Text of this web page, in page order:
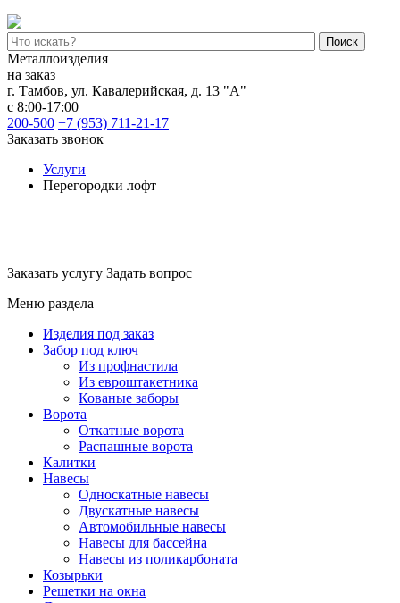
Поиск
Металлоизделия
на заказ
г. Тамбов, ул. Кавалерийская, д. 13 "А"
с 8:00-17:00
200-500 +7 (953) 711-21-17
Заказать звонок
Услуги
Перегородки лофт
Заказать услугу Задать вопрос
Меню раздела
Изделия под заказ
Забор под ключ
Из профнастила
Из евроштакетника
Кованые заборы
Ворота
Откатные ворота
Распашные ворота
Калитки
Навесы
Односкатные навесы
Двускатные навесы
Автомобильные навесы
Навесы для бассейна
Навесы из поликарбоната
Козырьки
Решетки на окна